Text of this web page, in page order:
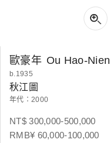
歐豪年 Ou Hao-Nien
b.1935
秋江圖
年代：2000
NT$ 300,000-500,000
RMB¥ 60,000-100,000